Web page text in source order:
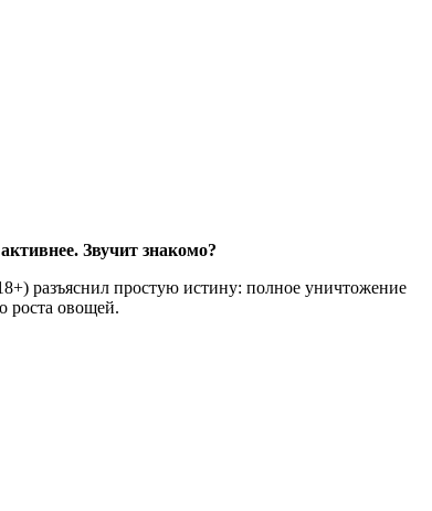
Звучит знакомо?
разъяснил простую истину: полное уничтожение
роста овощей.